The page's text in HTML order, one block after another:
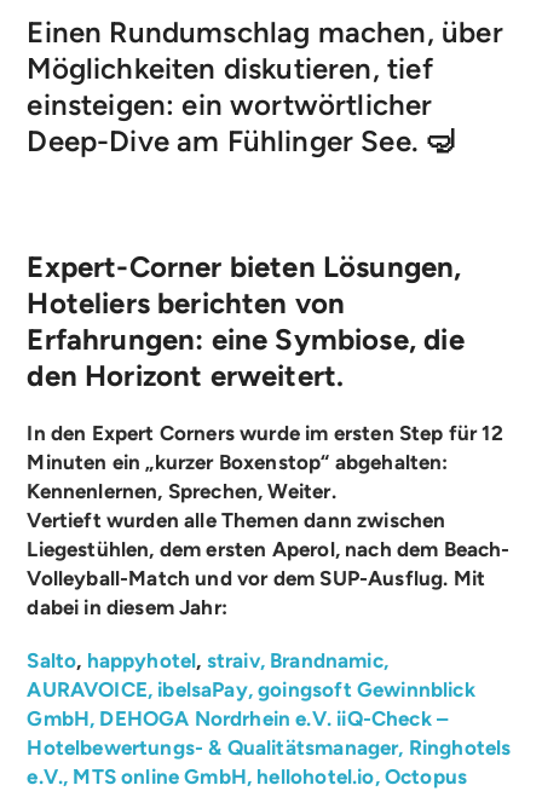
Einen Rundumschlag machen, über
Möglichkeiten diskutieren, tief
einsteigen: ein wortwörtlicher
Deep-Dive am Fühlinger See. 🤿
Expert-Corner bieten Lösungen,
Hoteliers berichten von
Erfahrungen: eine Symbiose, die
den Horizont erweitert.
In den Expert Corners wurde im ersten Step für 12
Minuten ein „kurzer Boxenstop“ abgehalten:
Kennenlernen, Sprechen, Weiter.
Vertieft wurden alle Themen dann zwischen
Liegestühlen, dem ersten Aperol, nach dem Beach-
Volleyball-Match und vor dem SUP-Ausflug. Mit
dabei in diesem Jahr:
Salto, happyhotel, straiv, Brandnamic,
AURAVOICE, ibelsaPay,goingsoft Gewinnblick
GmbH, DEHOGA Nordrhein e.V. iiQ-Check –
Hotelbewertungs- & Qualitätsmanager, Ringhotels
e.V., MTS online GmbH, hellohotel.io, Octopus